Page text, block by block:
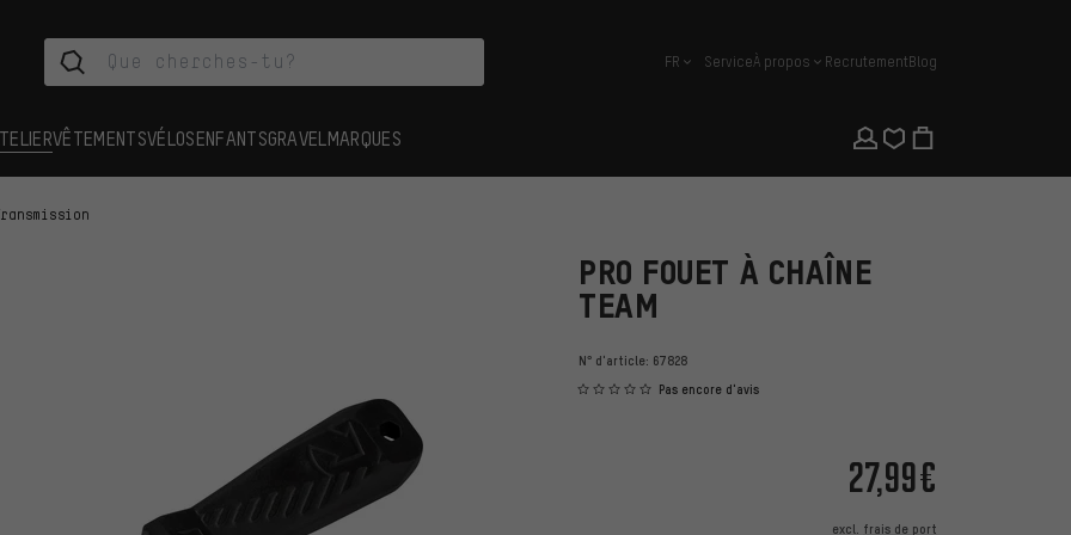
français
FR ServiceÀ propos RecrutementBlog
VÊTEMENTSVÉLOSENFANTSGRAVEL MARQUES
Transmission
PRO FOUET À CHAÎNE
TEAM
N° d'article: 67828
Pas encore d'avis
27,99€
excl. frais de port